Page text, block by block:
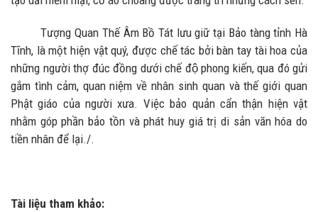
Tượng Quan Thế Âm Bồ Tát lưu giữ tại Bảo tàng tỉnh Hà
Tĩnh, là một hiện vật quý, được chế tác bởi bàn tay tài hoa của
những người thợ đúc đồng dưới chế độ phong kiến, qua đó gửi
gắm tình cảm, quan niệm về nhân sinh quan và thế giới quan
Phật giáo của người xưa. Việc bảo quản cẩn thận hiện vật
nhằm góp phần bảo tồn và phát huy giá trị di sản văn hóa do
tiền nhân để lại./.
Tài liệu tham khảo: